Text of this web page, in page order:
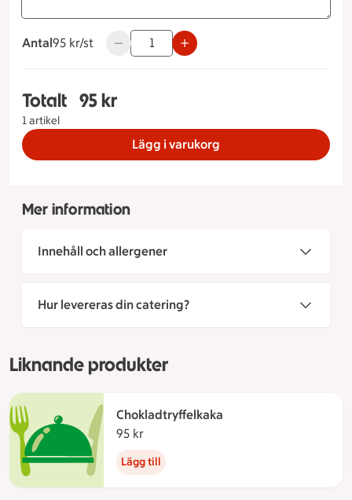
Antal
95 kronor styck
95 kr/st Använd knapparna för att minska eller
Totalt
1 artikel
Totalt 1 stycken Morotskaka, 95 kronor
95 kr
Lägg i varukorg
Mer information
Innehåll och allergener
Hur levereras din catering?
Liknande produkter
Chokladtryffelkaka
95 kr
Lägg till